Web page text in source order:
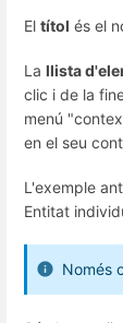
El títol és el
La llista
clic i de la
menú
en el seu
L'exemple
Entitat
Només